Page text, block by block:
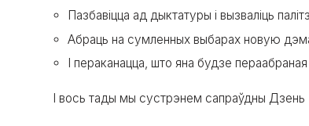
Пазбавіцца ад дыктатуры і вызваліць
Абраць на сумленных выбарах новую
І пераканацца, што яна будзе
І вось тады мы сустрэнем сапраўдны Дзень